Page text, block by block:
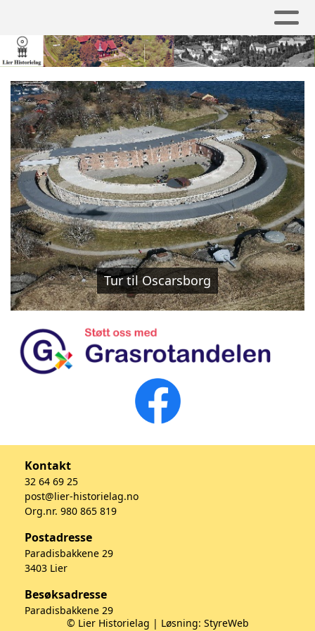
Tur til Oscarsborg
Kontakt
32 64 69 25
post@lier-historielag.no
Org.nr. 980 865 819
Postadresse
Paradisbakkene 29
3403 Lier
Besøksadresse
Paradisbakkene 29
3403 Lier© Lier Historielag | Løsning: StyreWeb